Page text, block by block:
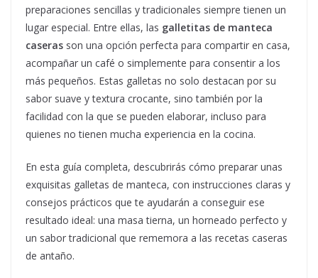
preparaciones sencillas y tradicionales siempre tienen un
lugar especial. Entre ellas, las galletitas de manteca
caseras son una opción perfecta para compartir en casa,
acompañar un café o simplemente para consentir a los
más pequeños. Estas galletas no solo destacan por su
sabor suave y textura crocante, sino también por la
facilidad con la que se pueden elaborar, incluso para
quienes no tienen mucha experiencia en la cocina.
En esta guía completa, descubrirás cómo preparar unas
exquisitas galletas de manteca, con instrucciones claras y
consejos prácticos que te ayudarán a conseguir ese
resultado ideal: una masa tierna, un horneado perfecto y
un sabor tradicional que rememora a las recetas caseras
de antaño.